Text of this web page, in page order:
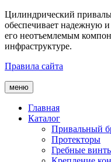
Цилиндрический
обеспечивает надежную
его неотъемлемым
инфраструктуре.
Правила сайта
меню
Главная
Каталог
Привальный
Протекторы
Гребные